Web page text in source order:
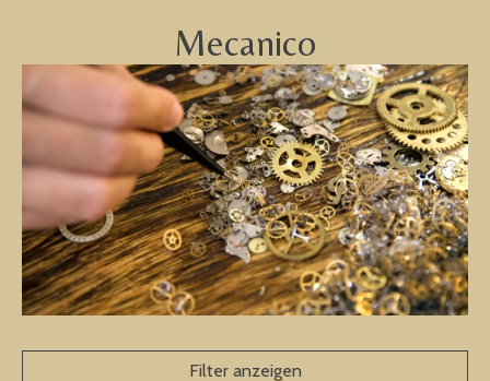
Mecanico
Filter anzeigen